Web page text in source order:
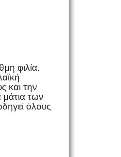
φιλία.
και την
των
όλους